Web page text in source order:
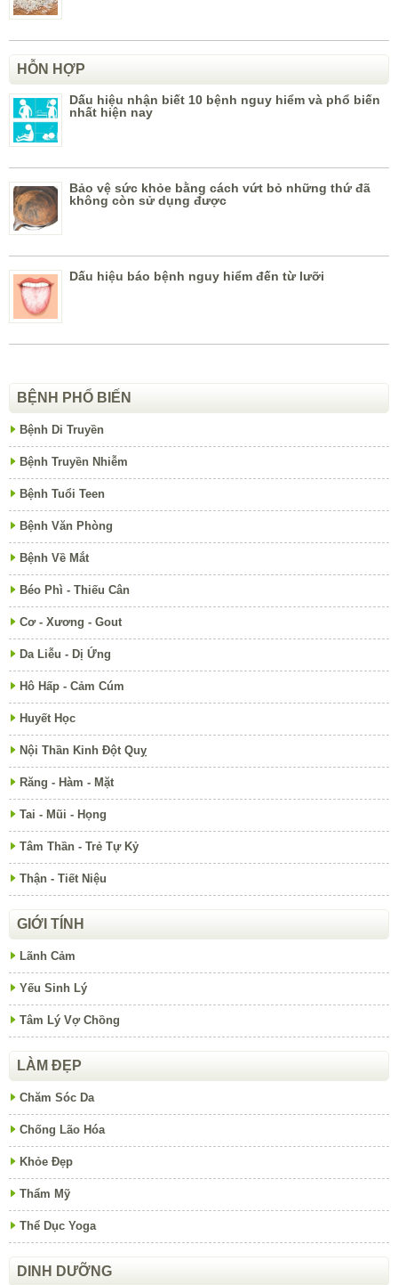
HỖN HỢP
Dấu hiệu nhận biết 10 bệnh nguy hiểm và phổ biến
nhất hiện nay
Bảo vệ sức khỏe bằng cách vứt bỏ những thứ đã
không còn sử dụng được
Dấu hiệu báo bệnh nguy hiểm đến từ lưỡi
BỆNH PHỔ BIẾN
Bệnh Di Truyền
Bệnh Truyền Nhiễm
Bệnh Tuổi Teen
Bệnh Văn Phòng
Bệnh Về Mắt
Béo Phì - Thiếu Cân
Cơ - Xương - Gout
Da Liễu - Dị Ứng
Hô Hấp - Cảm Cúm
Huyết Học
Nội Thần Kinh Đột Quỵ
Răng - Hàm - Mặt
Tai - Mũi - Họng
Tâm Thần - Trẻ Tự Kỷ
Thận - Tiết Niệu
GIỚI TÍNH
Lãnh Cảm
Yếu Sinh Lý
Tâm Lý Vợ Chồng
LÀM ĐẸP
Chăm Sóc Da
Chống Lão Hóa
Khỏe Đẹp
Thẩm Mỹ
Thể Dục Yoga
DINH DƯỠNG